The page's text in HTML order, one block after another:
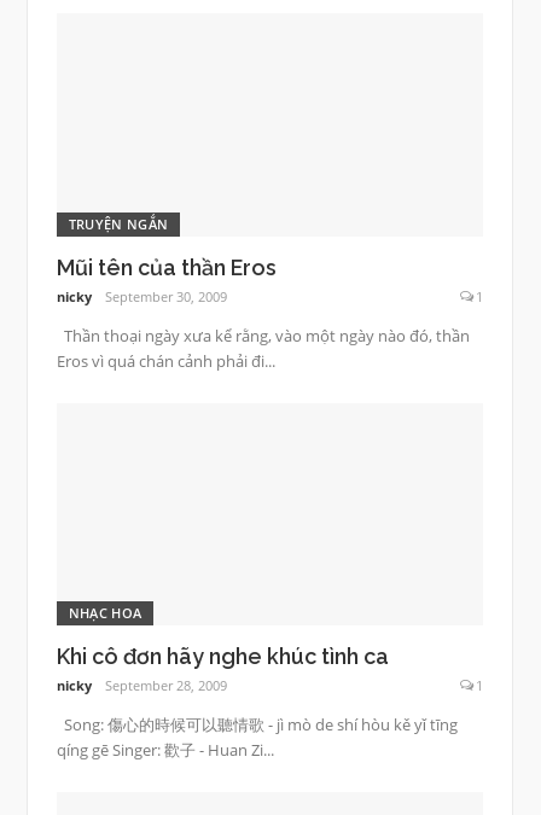
TRUYỆN NGẮN
Mũi tên của thần Eros
nicky September 30, 2009 1
Thần thoại ngày xưa kể rằng, vào một ngày nào đó, thần
Eros vì quá chán cảnh phải đi...
NHẠC HOA
Khi cô đơn hãy nghe khúc tình ca
nicky September 28, 2009 1
Song: 傷心的時候可以聽情歌 - jì mò de shí hòu kě yǐ tīng
qíng gē Singer: 歡子 - Huan Zi...